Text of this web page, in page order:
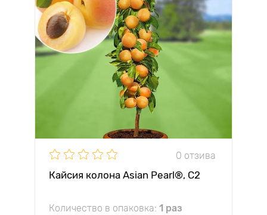
0 отзива
Кайсия колона Asian Pearl®, C2
Количество в опаковка: 1 раз